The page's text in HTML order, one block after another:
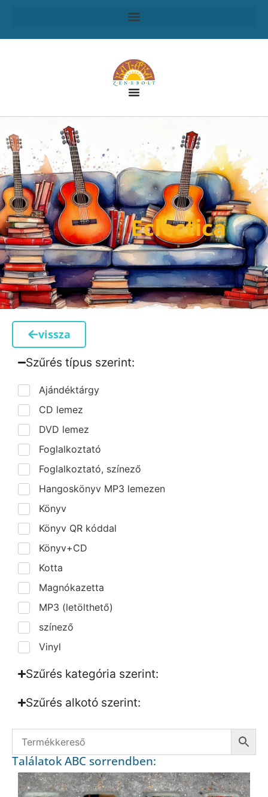
Eclectica
vissza
Szűrés típus szerint:​
Ajándéktárgy
CD lemez
DVD lemez
Foglalkoztató
Foglalkoztató, színező
Hangoskönyv MP3 lemezen
Könyv
Könyv QR kóddal
Könyv+CD
Kotta
Magnókazetta
MP3 (letölthető)
színező
Vinyl
Szűrés kategória szerint:
Szűrés alkotó szerint:​
Találatok ABC sorrendben: